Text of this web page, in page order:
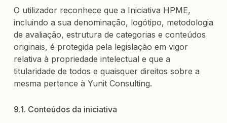
O utilizador reconhece que a Iniciativa HPME,
incluindo a sua denominação, logótipo, metodologia
de avaliação, estrutura de categorias e conteúdos
originais, é protegida pela legislação em vigor
relativa à propriedade intelectual e que a
titularidade de todos e quaisquer direitos sobre a
mesma pertence à Yunit Consulting.
9.1. Conteúdos da iniciativa